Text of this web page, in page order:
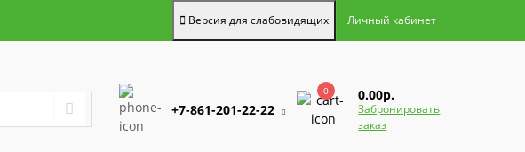
Версия для слабовидящих Личный кабинет
+7-861-201-22-22
0 0.00р.
Забронировать
заказ